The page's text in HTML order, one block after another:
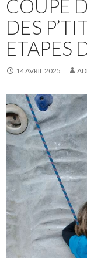
COUPE
DES
ETAPES
14 AVRIL 2025